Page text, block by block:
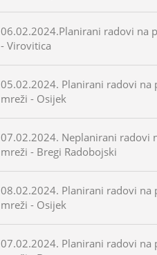
06.02.2024.Planirani radovi na
- Virovitica
05.02.2024. Planirani radovi na
mreži - Osijek
07.02.2024. Neplanirani radovi
mreži - Bregi Radobojski
08.02.2024. Planirani radovi na
mreži - Osijek
07.02.2024. Planirani radovi na